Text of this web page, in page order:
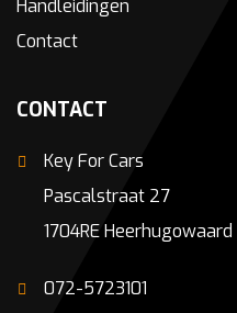
Handleidingen
Contact
CONTACT
Key For Cars
Pascalstraat 27
1704RE Heerhugowaard
072-5723101